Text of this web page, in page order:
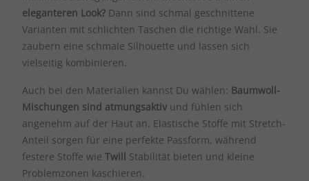
eleganteren Look? Dann sind schmal geschnittene
Varianten mit schlichten Taschen die richtige Wahl. Sie
zaubern eine schmale Silhouette und lassen sich
vielseitig kombinieren.
Auch bei den Materialien kannst Du wählen: Baumwoll-
Mischungen sind atmungsaktiv und fühlen sich
angenehm auf der Haut an. Elastische Stoffe mit Stretch-
Anteil sorgen für eine perfekte Passform, während
festere Stoffe wie Twill Stabilität bieten und kleine
Problemzonen kaschieren.